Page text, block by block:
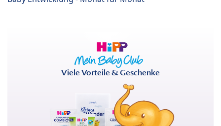
Viele Vorteile & Geschenke